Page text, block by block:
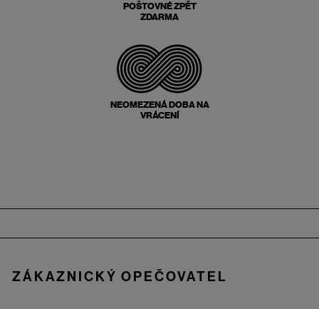
POŠTOVNÉ ZPĚT
ZDARMA
NEOMEZENÁ DOBA NA
VRÁCENÍ
ZÁKAZNICKÝ OPEČOVATEL